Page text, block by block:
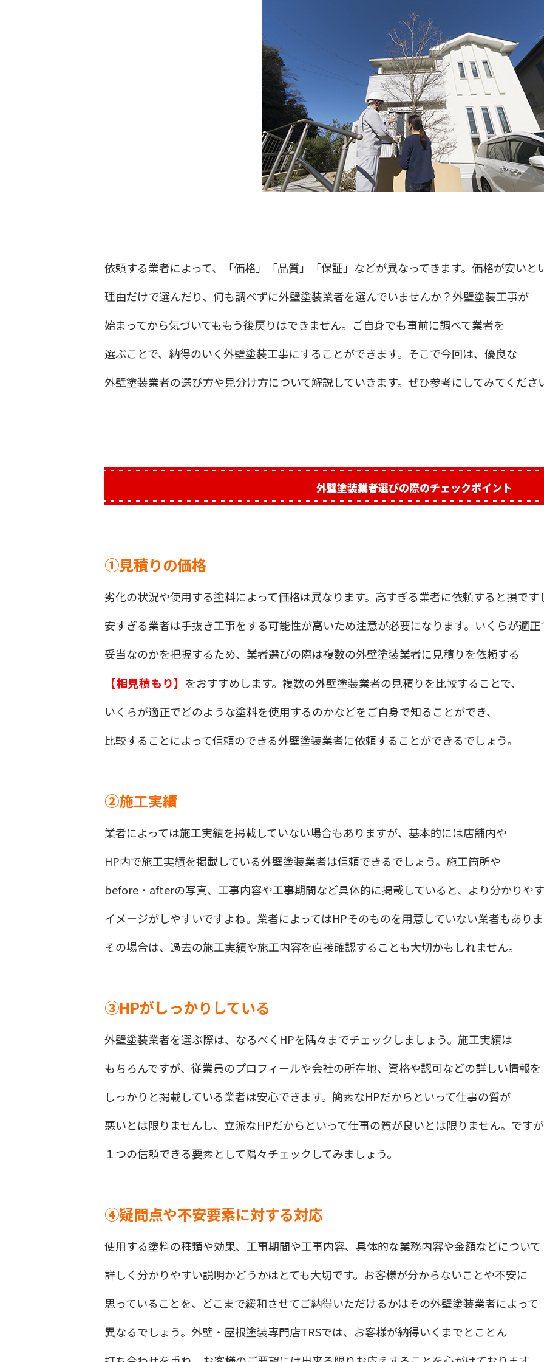
依頼する業者によって、「価格」「品質」「保証」などが異なってきます。価格が安いと
理由だけで選んだり、何も調べずに外壁塗装業者を選んでいませんか？外壁塗装工事が
始まってから気づいてももう後戻りはできません。ご自身でも事前に調べて業者を
選ぶことで、納得のいく外壁塗装工事にすることができます。そこで今回は、優良な
外壁塗装業者の選び方や見分け方について解説していきます。ぜひ参考にしてみてくださ
外壁塗装業者選びの際のチェックポイント
①見積りの価格
劣化の状況や使用する塗料によって価格は異なります。高すぎる業者に依頼すると損です
安すぎる業者は手抜き工事をする可能性が高いため注意が必要になります。いくらが適正
妥当なのかを把握するため、業者選びの際は複数の外壁塗装業者に見積りを依頼する
【相見積もり】 をおすすめします。複数の外壁塗装業者の見積りを比較することで、
いくらが適正でどのような塗料を使用するのかなどをご自身で知ることができ、
比較することによって信頼のできる外壁塗装業者に依頼することができるでしょう。
②施工実績
業者によっては施工実績を掲載していない場合もありますが、基本的には店舗内や
HP内で施工実績を掲載している外壁塗装業者は信頼できるでしょう。施工箇所や
before・afterの写真、工事内容や工事期間など具体的に掲載していると、より分かりや
イメージがしやすいですよね。業者によってはHPそのものを用意していない業者もあり
その場合は、過去の施工実績や施工内容を直接確認することも大切かもしれません。
③HPがしっかりしている
外壁塗装業者を選ぶ際は、なるべくHPを隅々までチェックしましょう。施工実績は
もちろんですが、従業員のプロフィールや会社の所在地、資格や認可などの詳しい情報を
しっかりと掲載している業者は安心できます。簡素なHPだからといって仕事の質が
悪いとは限りませんし、立派なHPだからといって仕事の質が良いとは限りません。です
１つの信頼できる要素として隅々チェックしてみましょう。
④疑問点や不安要素に対する対応
使用する塗料の種類や効果、工事期間や工事内容、具体的な業務内容や金額などについて
詳しく分かりやすい説明かどうかはとても大切です。お客様が分からないことや不安に
思っていることを、どこまで緩和させてご納得いただけるかはその外壁塗装業者によって
異なるでしょう。外壁・屋根塗装専門店TRSでは、お客様が納得いくまでとことん